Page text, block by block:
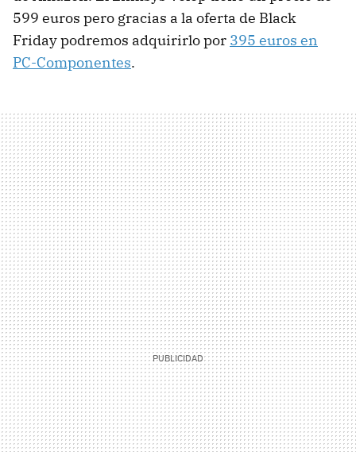
599 euros pero gracias a la oferta de Black
Friday podremos adquirirlo por 395 euros en
PC-Componentes.